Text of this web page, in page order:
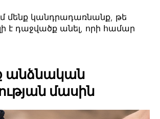
մենք կանդրադառնանք, թե
է դաջվածք անել, որի համար
անձնական
մասին